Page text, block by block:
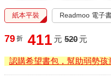
紙本平裝 Readmoo 電子
79 折 411 元 520 元
認購希望書包，幫助弱勢孩